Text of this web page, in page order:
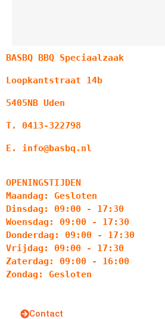
BASBQ BBQ Speciaalzaak
Loopkantstraat 14b
5405NB Uden
T. 0413-322798
E. info@basbq.nl
OPENINGSTIJDEN
Maandag: Gesloten
Dinsdag: 09:00 - 17:30
Woensdag: 09:00 - 17:30
Donderdag: 09:00 - 17:30
Vrijdag: 09:00 - 17:30
Zaterdag: 09:00 - 16:00
Zondag: Gesloten
Contact